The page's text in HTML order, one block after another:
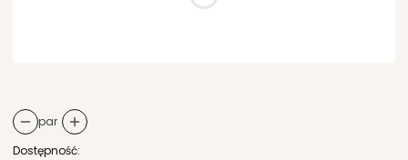
par
Dostępność: